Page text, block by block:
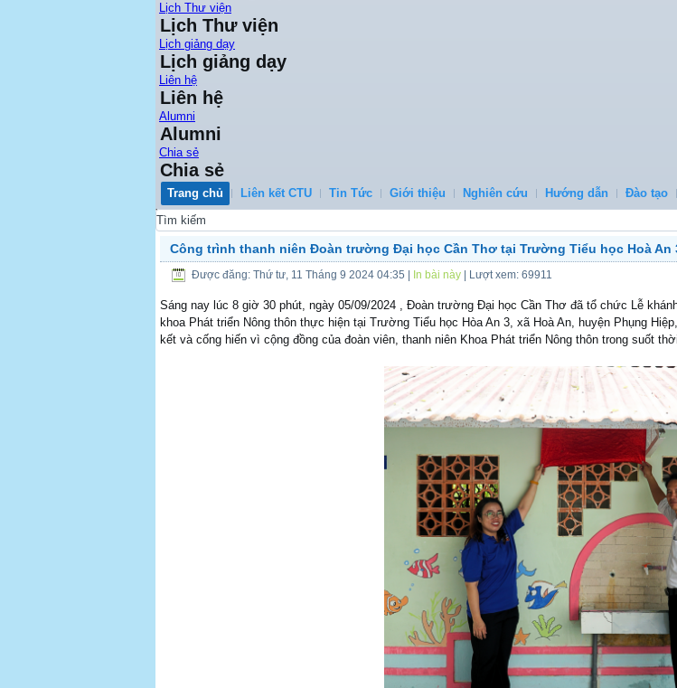
Lịch Thư viện
Lịch Thư viện
Lịch giảng dạy
Lịch giảng dạy
Liên hệ
Liên hệ
Alumni
Alumni
Chia sẻ
Chia sẻ
Trang chủ Liên kết CTU Tin Tức Giới thiệu Nghiên cứu Hướng dẫn Đào tạo
0
Công trình thanh niên Đoàn trường Đại học Cần Thơ tại Trường Tiểu học Hoà An
Được đăng: Thứ tư, 11 Tháng 9 2024 04:35 In bài này | Lượt xem: 69911
Sáng nay lúc 8 giờ 30 phút, ngày 05/09/2024 , Đoàn trường Đại học Cần Thơ đã tổ chức Lễ
khoa Phát triển Nông thôn thực hiện tại Trường Tiểu học Hòa An 3, xã Hoà An, huyện Phụng
kết và cống hiến vì cộng đồng của đoàn viên, thanh niên Khoa Phát triển Nông thôn trong suốt